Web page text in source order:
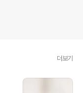
더보기